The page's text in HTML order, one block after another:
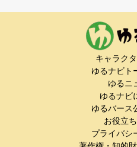
キャラク
ゆるナビト
ゆるニ
ゆるナビ
ゆるバース
お役立
プライバシ